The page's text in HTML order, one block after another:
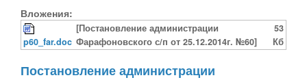
Вложения:
p60_far.doc
[Постановление администрации
Фарафоновского с/п от 25.12.2014г. №60]
53
Кб
Постановление администрации